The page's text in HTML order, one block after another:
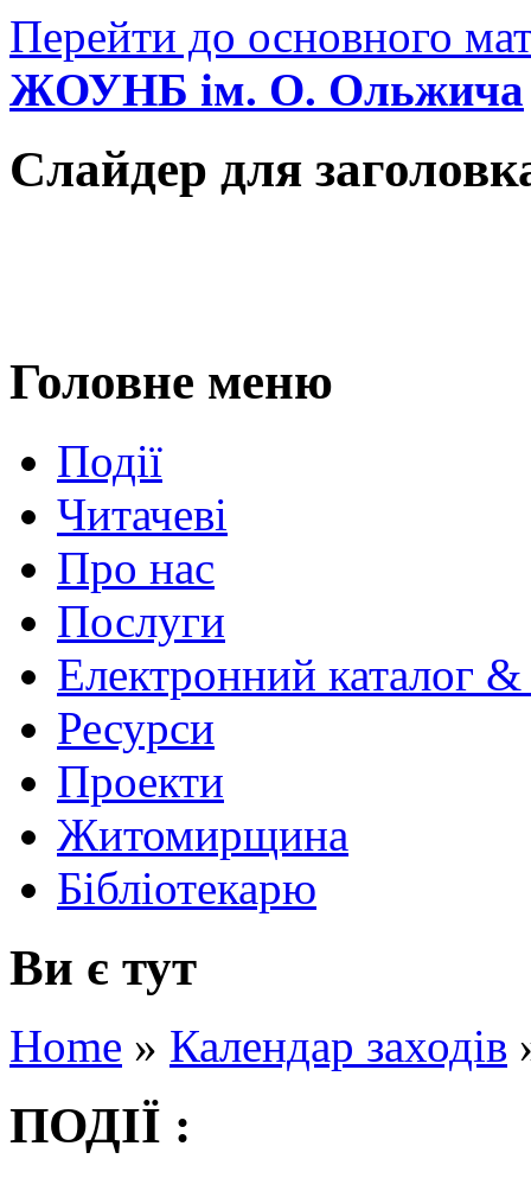
Перейти до основного
ЖОУНБ ім. О. Ольжича
Слайдер для
Головне меню
Події
Читачеві
Про нас
Послуги
Електронний каталог
Ресурси
Проекти
Житомирщина
Бібліотекарю
Ви є тут
Home » Календар заходів
ПОДІЇ :